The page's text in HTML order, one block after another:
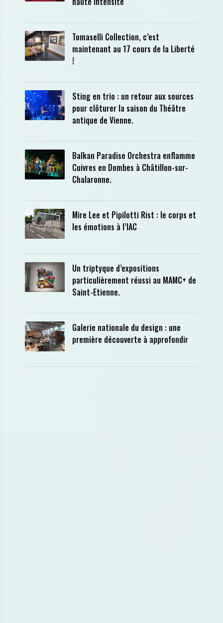
Tomaselli Collection, c’est
maintenant au 17 cours de la Liberté
!
Sting en trio : un retour aux sources
pour clôturer la saison du Théâtre
antique de Vienne.
Balkan Paradise Orchestra enflamme
Cuivres en Dombes à Châtillon-sur-
Chalaronne.
Mire Lee et Pipilotti Rist : le corps et
les émotions à l’IAC
Un triptyque d’expositions
particulièrement réussi au MAMC+ de
Saint-Etienne.
Galerie nationale du design : une
première découverte à approfondir